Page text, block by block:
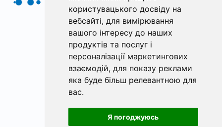
користувацького досвіду на
вебсайті, для вимірювання
вашого інтересу до наших
продуктів та послуг і
персоналізації маркетингових
взаємодій, для показу реклами
яка буде більш релевантною для
вас.
Я погоджуюсь